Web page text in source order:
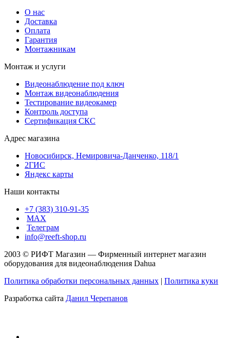
О нас
Доставка
Оплата
Гарантия
Монтажникам
Монтаж и услуги
Видеонаблюдение под ключ
Монтаж видеонаблюдения
Тестирование видеокамер
Контроль доступа
Сертификация СКС
Адрес магазина
Новосибирск, Немировича-Данченко, 118/1
2ГИС
Яндекс карты
Наши контакты
+7 (383) 310-91-35
МАХ
Телеграм
info@reeft-shop.ru
2003 © РИФТ Магазин — Фирменный интернет магазин
оборудования для видеонаблюдения Dahua
Политика обработки персональных данных | Политика куки
Разработка сайта Данил Черепанов